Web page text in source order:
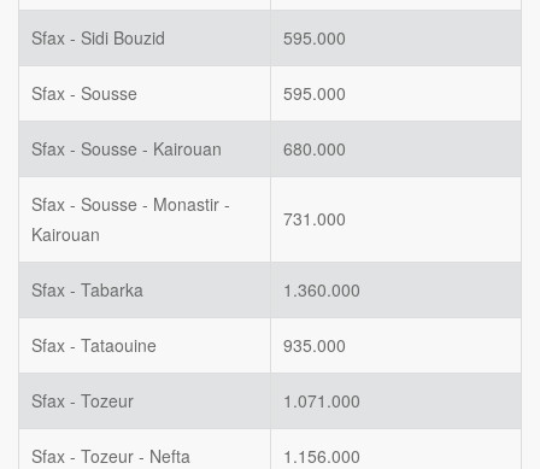
Sfax - Sidi Bouzid 595.000
Sfax - Sousse 595.000
Sfax - Sousse - Kairouan 680.000
Sfax - Sousse - Monastir -
Kairouan
731.000
Sfax - Tabarka 1.360.000
Sfax - Tataouine 935.000
Sfax - Tozeur 1.071.000
Sfax - Tozeur - Nefta 1.156.000